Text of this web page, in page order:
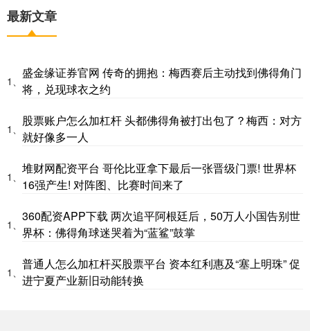
最新文章
1、
盛金缘证券官网 传奇的拥抱：梅西赛后主动找到佛得角门
将，兑现球衣之约
1、
股票账户怎么加杠杆 头都佛得角被打出包了？梅西：对方
就好像多一人
1、
堆财网配资平台 哥伦比亚拿下最后一张晋级门票! 世界杯
16强产生! 对阵图、比赛时间来了
1、
360配资APP下载 两次追平阿根廷后，50万人小国告别世
界杯：佛得角球迷哭着为“蓝鲨”鼓掌
1、
普通人怎么加杠杆买股票平台 资本红利惠及“塞上明珠” 促
进宁夏产业新旧动能转换